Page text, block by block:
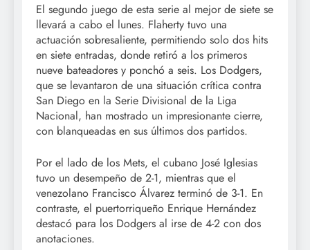
El segundo juego de esta serie al mejor de siete se
llevará a cabo el lunes. Flaherty tuvo una
actuación sobresaliente, permitiendo solo dos hits
en siete entradas, donde retiró a los primeros
nueve bateadores y ponchó a seis. Los Dodgers,
que se levantaron de una situación crítica contra
San Diego en la Serie Divisional de la Liga
Nacional, han mostrado un impresionante cierre,
con blanqueadas en sus últimos dos partidos.
Por el lado de los Mets, el cubano José Iglesias
tuvo un desempeño de 2-1, mientras que el
venezolano Francisco Álvarez terminó de 3-1. En
contraste, el puertorriqueño Enrique Hernández
destacó para los Dodgers al irse de 4-2 con dos
anotaciones.